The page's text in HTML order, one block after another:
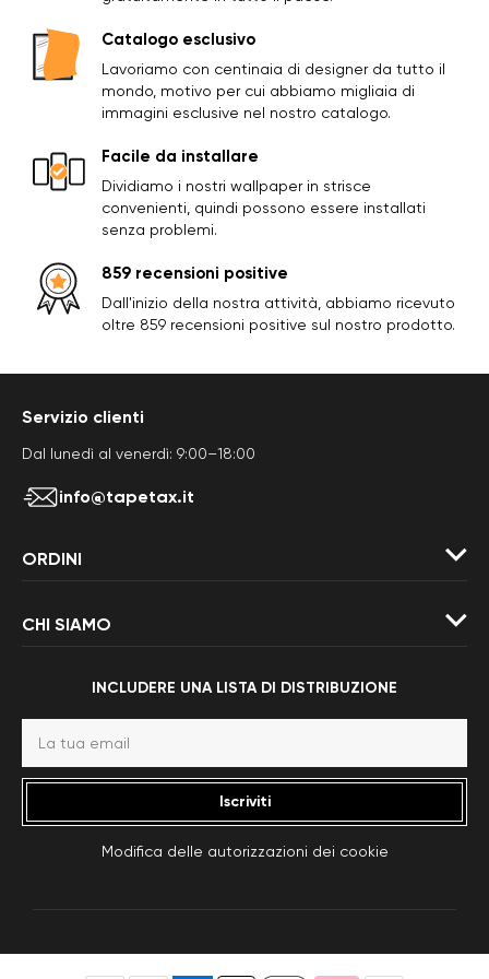
Catalogo esclusivo
Lavoriamo con centinaia di designer da tutto il
mondo, motivo per cui abbiamo migliaia di
immagini esclusive nel nostro catalogo.
Facile da installare
Dividiamo i nostri wallpaper in strisce
convenienti, quindi possono essere installati
senza problemi.
859 recensioni positive
Dall'inizio della nostra attività, abbiamo ricevuto
oltre 859 recensioni positive sul nostro prodotto.
Servizio clienti
Dal lunedì al venerdì: 9:00–18:00
info@tapetax.it
ORDINI
CHI SIAMO
INCLUDERE UNA LISTA DI DISTRIBUZIONE
Iscriviti
Modifica delle autorizzazioni dei cookie